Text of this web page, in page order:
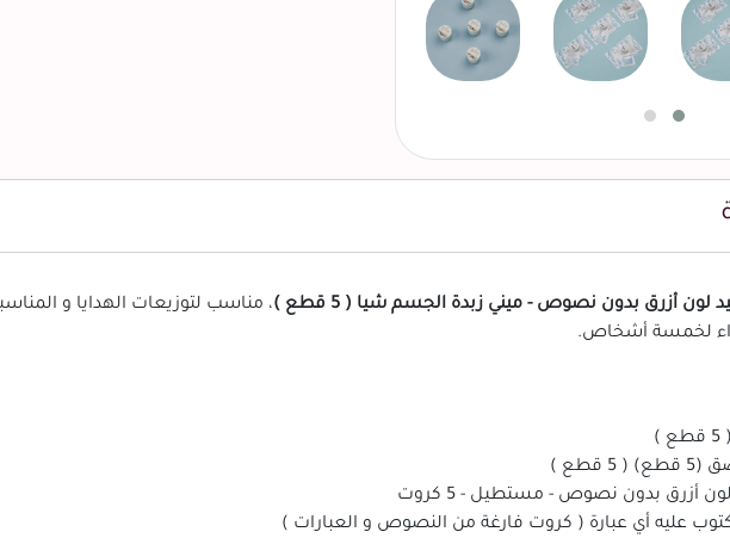
لون أزرق بدون نصوص - ميني زبدة الجسم شيا ( 5 قطع )
، مناسب لتوزيعات الهدايا و
لخمسة أشخاص.
قطع )
أزرق بدون نصوص - مستطيل - 5 كروت
عليه أي عبارة ( كروت فارغة من النصوص و العبارات )